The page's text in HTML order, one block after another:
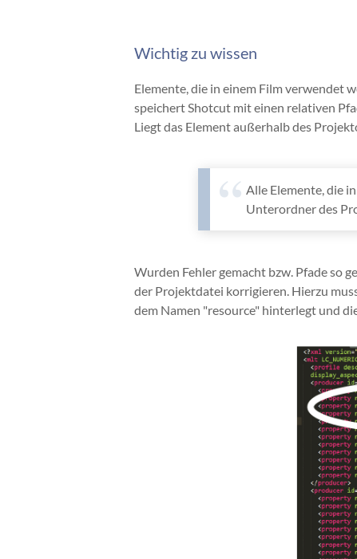
Wichtig zu wissen
Elemente, die in einem Film verwendet
speichert Shotcut mit einen relativen
Liegt das Element außerhalb des
Alle Elemente, die
Unterordner des
Wurden Fehler gemacht bzw. Pfade so
der Projektdatei korrigieren. Hierzu
dem Namen "resource" hinterlegt und